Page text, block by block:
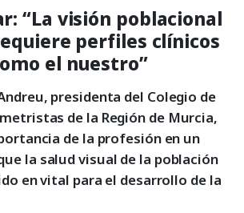
“La visión poblacional
perfiles clínicos
el nuestro”
presidenta del Colegio de
de la Región de Murcia,
de la profesión en un
la salud visual de la población
en vital para el desarrollo de la